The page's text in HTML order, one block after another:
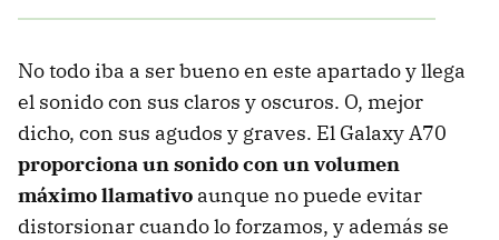
No todo iba a ser bueno en este apartado y llega
el sonido con sus claros y oscuros. O, mejor
dicho, con sus agudos y graves. El Galaxy A70
proporciona un sonido con un volumen
máximo llamativo aunque no puede evitar
distorsionar cuando lo forzamos, y además se